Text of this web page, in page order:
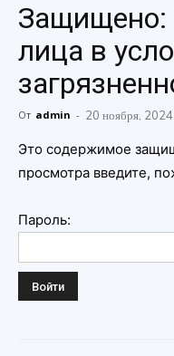
Защищено:
лица в
От admin - 20 ноября, 2024
Это содержимое
просмотра введите,
Пароль: